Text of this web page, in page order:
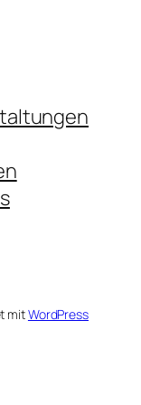
mitWordPress